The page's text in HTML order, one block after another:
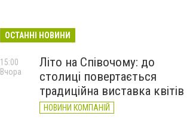
ОСТАННІ НОВИНИ
Літо на Співочому: до
столиці повертається
традиційна виставка квітів
НОВИНИ КОМПАНІЙ
15:00
Вчора